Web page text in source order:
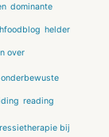
dominante
helder
over
onderbewuste
reading
bij